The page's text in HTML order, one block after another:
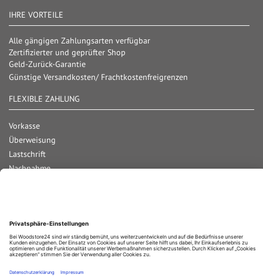
IHRE VORTEILE
Alle gängigen Zahlungsarten verfügbar
Zertifizierter und geprüfter Shop
Geld-Zurück-Garantie
Günstige Versandkosten/ Frachtkostenfreigrenzen
FLEXIBLE ZAHLUNG
Vorkasse
Überweisung
Lastschrift
Nachnahme
Bar bei Abholung